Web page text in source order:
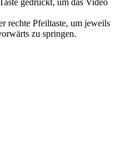
gedrückt, um das Video
rechte Pfeiltaste, um jeweils
zu springen.